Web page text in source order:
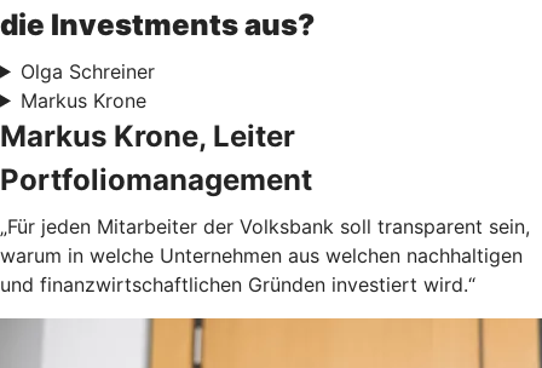
die Investments aus?
Olga Schreiner
Markus Krone
Markus Krone, Leiter
Portfoliomanagement
„Für jeden Mitarbeiter der Volksbank soll transparent sein,
warum in welche Unternehmen aus welchen nachhaltigen
und finanzwirtschaftlichen Gründen investiert wird.“